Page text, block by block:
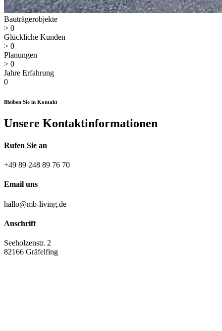
Bauträgerobjekte
> 0
Glückliche Kunden
> 0
Planungen
> 0
Jahre Erfahrung
0
Bleiben Sie in Kontakt
Unsere Kontaktinformationen
Rufen Sie an
+49 89 248 89 76 70
Email uns
hallo@mb-living.de
Anschrift
Seeholzenstr. 2
82166 Gräfelfing